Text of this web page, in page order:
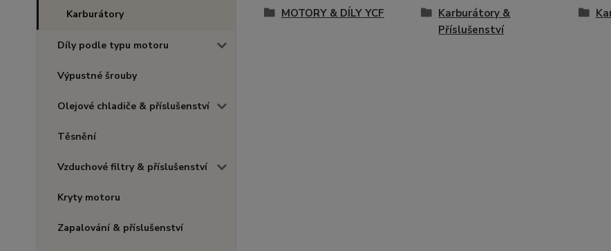
Karburátory
Díly podle typu motoru
Výpustné šrouby
Olejové chladiče & příslušenství
Těsnění
Vzduchové filtry & příslušenství
Kryty motoru
Zapalování & příslušenství
MOTORY & DÍLY YCF
Karburátory &
Příslušenství